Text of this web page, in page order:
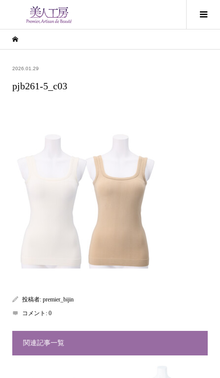
2026.01.29
pjb261-5_c03
投稿者: premier_bijin
コメント: 0
関連記事一覧